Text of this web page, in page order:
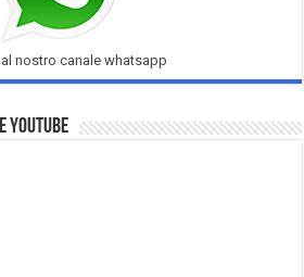
nostro canale whatsapp
Youtube